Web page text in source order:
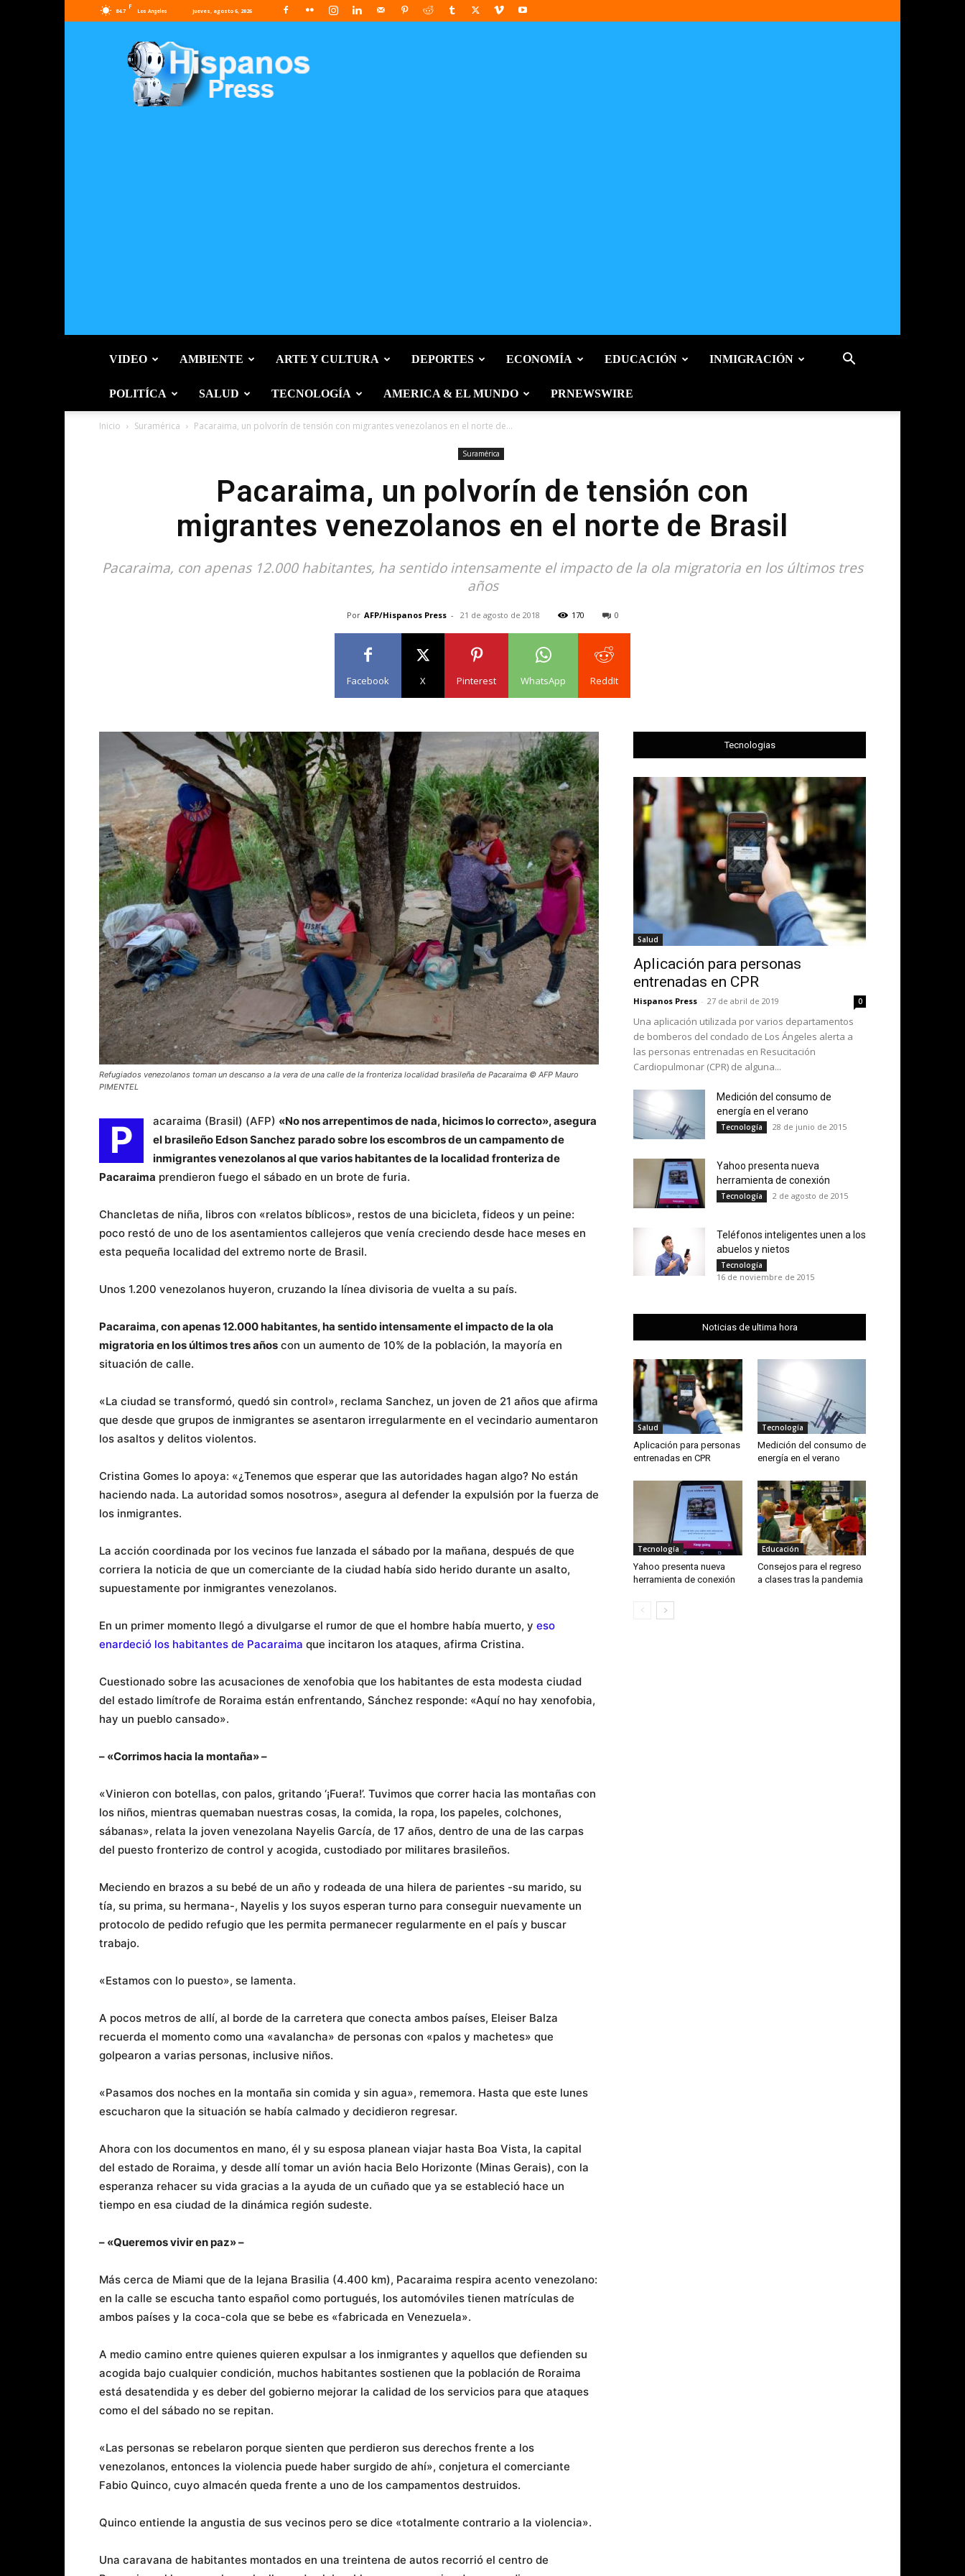
84.7
F
Los Angeles jueves, agosto 6, 2026
Press
VIDEO AMBIENTE ARTE Y CULTURA DEPORTES ECONOMÍA EDUCACIÓN INMIGRACIÓN
POLITÍCA SALUD TECNOLOGÍA AMERICA & EL MUNDO PRNEWSWIRE
Inicio Suramérica Pacaraima, un polvorín de tensión con migrantes venezolanos en el norte de...
Suramérica
Pacaraima, un polvorín de tensión con
migrantes venezolanos en el norte de Brasil
Pacaraima, con apenas 12.000 habitantes, ha sentido intensamente el impacto de la ola migratoria en los últimos tres
años
Por AFP/Hispanos Press - 21 de agosto de 2018 170 0
Facebook X Pinterest WhatsApp ReddIt
Refugiados venezolanos toman un descanso a la vera de una calle de la fronteriza localidad brasileña de Pacaraima © AFP Mauro
PIMENTEL
P acaraima (Brasil) (AFP) «No nos arrepentimos de nada, hicimos lo correcto», asegura
el brasileño Edson Sanchez parado sobre los escombros de un campamento de
inmigrantes venezolanos al que varios habitantes de la localidad fronteriza de
Pacaraima prendieron fuego el sábado en un brote de furia.
Chancletas de niña, libros con «relatos bíblicos», restos de una bicicleta, fideos y un peine:
poco restó de uno de los asentamientos callejeros que venía creciendo desde hace meses en
esta pequeña localidad del extremo norte de Brasil.
Unos 1.200 venezolanos huyeron, cruzando la línea divisoria de vuelta a su país.
Pacaraima, con apenas 12.000 habitantes, ha sentido intensamente el impacto de la ola
migratoria en los últimos tres años con un aumento de 10% de la población, la mayoría en
situación de calle.
«La ciudad se transformó, quedó sin control», reclama Sanchez, un joven de 21 años que afirma
que desde que grupos de inmigrantes se asentaron irregularmente en el vecindario aumentaron
los asaltos y delitos violentos.
Cristina Gomes lo apoya: «¿Tenemos que esperar que las autoridades hagan algo? No están
haciendo nada. La autoridad somos nosotros», asegura al defender la expulsión por la fuerza de
los inmigrantes.
La acción coordinada por los vecinos fue lanzada el sábado por la mañana, después de que
corriera la noticia de que un comerciante de la ciudad había sido herido durante un asalto,
supuestamente por inmigrantes venezolanos.
En un primer momento llegó a divulgarse el rumor de que el hombre había muerto, y eso
enardeció los habitantes de Pacaraima que incitaron los ataques, afirma Cristina.
Cuestionado sobre las acusaciones de xenofobia que los habitantes de esta modesta ciudad
del estado limítrofe de Roraima están enfrentando, Sánchez responde: «Aquí no hay xenofobia,
hay un pueblo cansado».
– «Corrimos hacia la montaña» –
«Vinieron con botellas, con palos, gritando ‘¡Fuera!’. Tuvimos que correr hacia las montañas con
los niños, mientras quemaban nuestras cosas, la comida, la ropa, los papeles, colchones,
sábanas», relata la joven venezolana Nayelis García, de 17 años, dentro de una de las carpas
del puesto fronterizo de control y acogida, custodiado por militares brasileños.
Meciendo en brazos a su bebé de un año y rodeada de una hilera de parientes -su marido, su
tía, su prima, su hermana-, Nayelis y los suyos esperan turno para conseguir nuevamente un
protocolo de pedido refugio que les permita permanecer regularmente en el país y buscar
trabajo.
«Estamos con lo puesto», se lamenta.
A pocos metros de allí, al borde de la carretera que conecta ambos países, Eleiser Balza
recuerda el momento como una «avalancha» de personas con «palos y machetes» que
golpearon a varias personas, inclusive niños.
«Pasamos dos noches en la montaña sin comida y sin agua», rememora. Hasta que este lunes
escucharon que la situación se había calmado y decidieron regresar.
Ahora con los documentos en mano, él y su esposa planean viajar hasta Boa Vista, la capital
del estado de Roraima, y desde allí tomar un avión hacia Belo Horizonte (Minas Gerais), con la
esperanza rehacer su vida gracias a la ayuda de un cuñado que ya se estableció hace un
tiempo en esa ciudad de la dinámica región sudeste.
– «Queremos vivir en paz» –
Más cerca de Miami que de la lejana Brasilia (4.400 km), Pacaraima respira acento venezolano:
en la calle se escucha tanto español como portugués, los automóviles tienen matrículas de
ambos países y la coca-cola que se bebe es «fabricada en Venezuela».
A medio camino entre quienes quieren expulsar a los inmigrantes y aquellos que defienden su
acogida bajo cualquier condición, muchos habitantes sostienen que la población de Roraima
está desatendida y es deber del gobierno mejorar la calidad de los servicios para que ataques
como el del sábado no se repitan.
«Las personas se rebelaron porque sienten que perdieron sus derechos frente a los
venezolanos, entonces la violencia puede haber surgido de ahí», conjetura el comerciante
Fabio Quinco, cuyo almacén queda frente a uno de los campamentos destruidos.
Quinco entiende la angustia de sus vecinos pero se dice «totalmente contrario a la violencia».
Una caravana de habitantes montados en una treintena de autos recorrió el centro de
Tecnologias
Salud
Aplicación para personas
entrenadas en CPR
Hispanos Press - 27 de abril de 2019 0
Una aplicación utilizada por varios departamentos
de bomberos del condado de Los Ángeles alerta a
las personas entrenadas en Resucitación
Cardiopulmonar (CPR) de alguna...
Medición del consumo de
energía en el verano
Tecnología 28 de junio de 2015
Yahoo presenta nueva
herramienta de conexión
Tecnología 2 de agosto de 2015
Teléfonos inteligentes unen a los
abuelos y nietos
Tecnología
16 de noviembre de 2015
Noticias de ultima hora
Salud
Aplicación para personas
entrenadas en CPR
Tecnología
Medición del consumo de
energía en el verano
Tecnología
Yahoo presenta nueva
herramienta de conexión
Educación
Consejos para el regreso
a clases tras la pandemia